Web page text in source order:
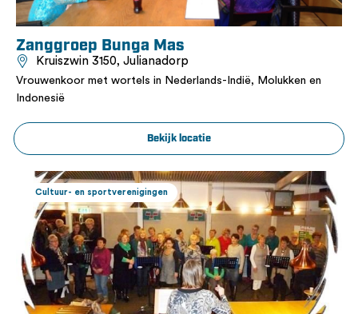
Zanggroep Bunga Mas
Kruiszwin 3150, Julianadorp
Vrouwenkoor met wortels in Nederlands-Indië, Molukken en
Indonesië
Bekijk locatie
Cultuur- en sportverenigingen